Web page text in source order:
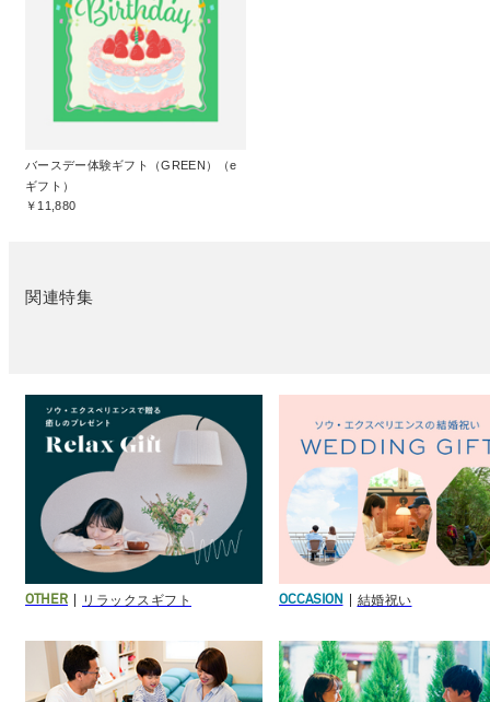
バースデー体験ギフト（GREEN）（e
ギフト）
￥11,880
関連特集
OTHER リラックスギフト OCCASION 結婚祝い